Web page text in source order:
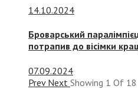
14.10.2024
Броварський
потрапив до вісімки
07.09.2024
Prev Next Showing 1 Of 18